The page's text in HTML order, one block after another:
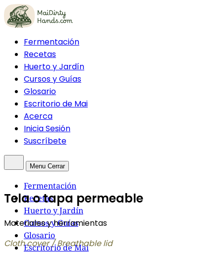
Fermentación
Recetas
Huerto y Jardín
Cursos y Guías
Glosario
Escritorio de Mai
Acerca
Inicia Sesión
Suscríbete
Menu Cerrar
Fermentación
Recetas
Huerto y Jardín
Cursos y Guías
Glosario
Escritorio de Mai
Tela o tapa permeable
Materiales y herramientas
Cloth cover / Breathable lid